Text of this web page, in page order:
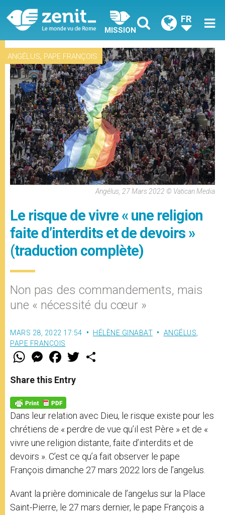
MISSION
FR
ANGÉLUS, PAPE FRANÇOIS
Angélus, 27 Mars 2022 © Vatican Media
Le risque de vivre « une religion
faite d’interdits et de devoirs »
(traduction complète)
Non pas des commandements, mais
une « nécessité du cœur »
MARS 28, 2022 17:54 HÉLÈNE GINABAT ANGÉLUS
PAPE FRANÇOIS
W
t
s
p
p
M
e
s
e
g
e
r
F
a
e
b
o
k
w
Share this Entry
Dans leur relation avec Dieu, le risque existe pour les
chrétiens de « perdre de vue qu’il est Père » et de «
vivre une religion distante, faite d’interdits et de
devoirs ». C’est ce qu’a fait observer le pape
François dimanche 27 mars 2022 lors de l’angelus.
Avant la prière dominicale de l’angelus sur la Place
Saint-Pierre, le 27 mars dernier, le pape François a